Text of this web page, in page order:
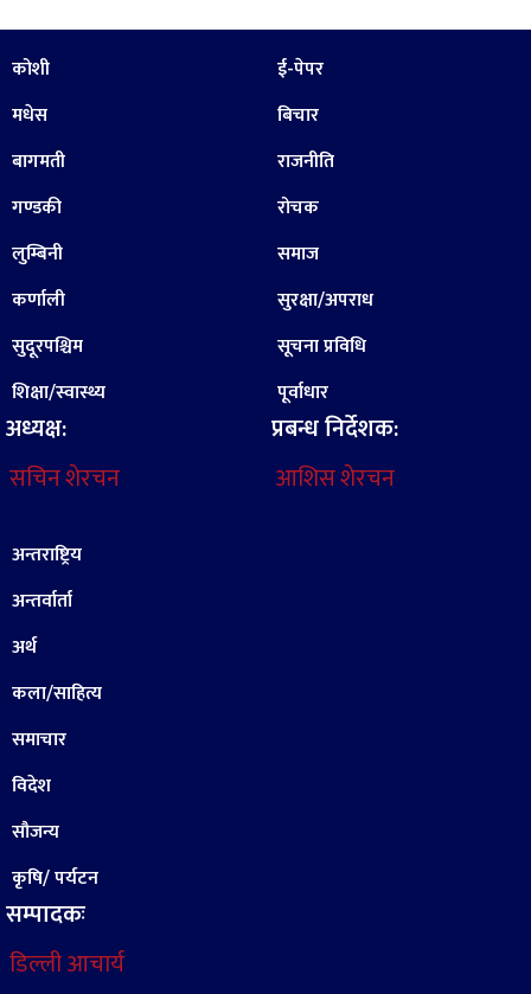
कोशी
मधेस
बागमती
गण्डकी
लुम्बिनी
कर्णाली
सुदूरपश्चिम
शिक्षा/स्वास्थ्य
अध्यक्ष:
सचिन शेरचन
ई-पेपर
बिचार
राजनीति
रोचक
समाज
सुरक्षा/अपराध
सूचना प्रविधि
पूर्वाधार
प्रबन्ध निर्देशक:
आशिस शेरचन
अन्तराष्ट्रिय
अन्तर्वार्ता
अर्थ
कला/साहित्य
समाचार
विदेश
सौजन्य
कृषि/ पर्यटन
सम्पादकः
डिल्ली आचार्य